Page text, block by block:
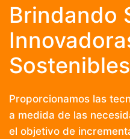
Brindando
Sostenibles
Proporcionamos las
a medida de las
el objetivo de